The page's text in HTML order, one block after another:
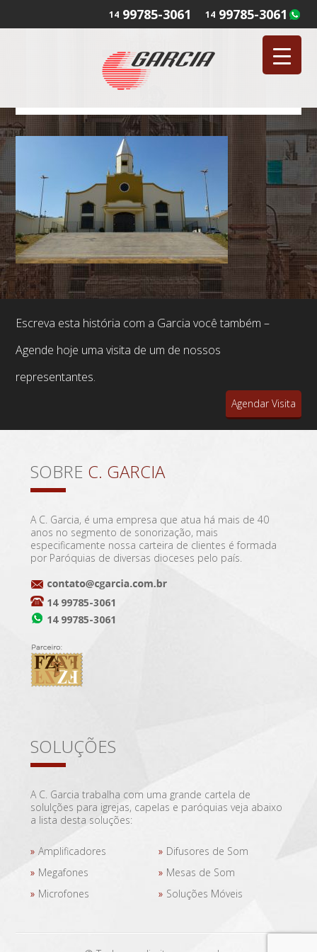
14 99785-3061
14 99785-3061
Escreva esta história com a Garcia você também –
Agende hoje uma visita de um de nossos
representantes.
Agendar Visita
SOBRE C. GARCIA
A C. Garcia, é uma empresa que atua há mais de 40
anos no segmento de sonorização, mais
especificamente nossa carteira de clientes é formada
por Paróquias de diversas dioceses pelo país.
14 99785-3061
14 99785-3061
SOLUÇÕES
A C. Garcia trabalha com uma grande cartela de
solulções para igrejas, capelas e paróquias veja abaixo
a lista desta soluções:
Amplificadores
Difusores de Som
Megafones
Mesas de Som
Microfones
Soluções Móveis